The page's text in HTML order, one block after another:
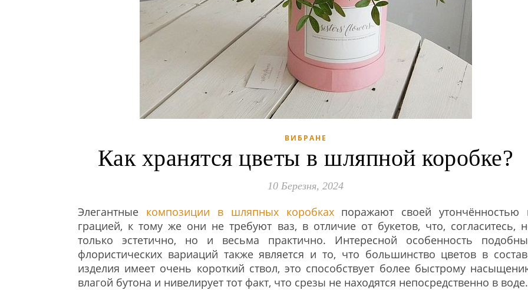
ВИБРАНЕ
Как хранятся цветы в шляпной коробке?
10 Березня, 2024
Элегантные композиции в шляпных коробкахпоражают своей утончённостью
грацией, к тому же они не требуют ваз, в отличие от букетов, что, согласитесь,
только эстетично, но и весьма практично. Интересной особенность
флористических вариаций также является и то, что большинство цветов в
изделия имеет очень короткий ствол, это способствует более быстрому
влагой бутона и нивелирует тот факт, что срезы не находятся непосредственно в воде.